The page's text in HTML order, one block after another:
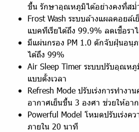
ขึ้น รักษาอุณหภูมิได้อย่างคงที่สม่
Frost Wash ระบบล้างแผลคอยล์เ
แบคทีเรียได้ถึง 99.9% ลดเชื้อรา
มีแผ่นกรอง PM 1.0 ดักจับฝุ่นอนุ
ได้ถึง 99%
Air Sleep Timer ระบบปรับอุณห
แบบตั้งเวลา
Refresh Mode ปรับเร่งการทำงา
อากาศเย็นขึ้น 3 องศา ช่วยให้อา
Powerful Model โหมดปรับเร่งคว
ภายใน 20 นาที